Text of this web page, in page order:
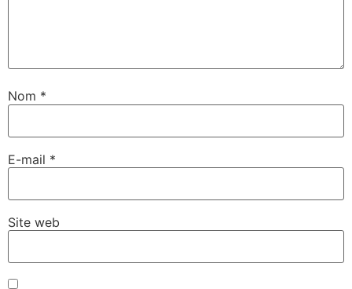
Nom *
E-mail *
Site web